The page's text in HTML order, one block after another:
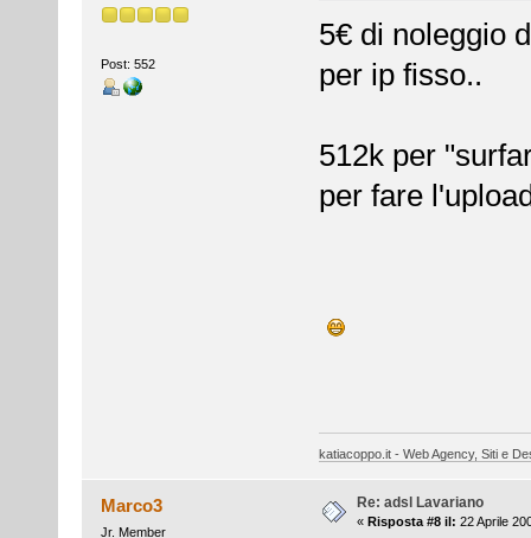
Post: 552
5€ di noleggio
per ip fisso..
512k per
per fare
katiacoppo.it - Web Agency, Siti e
Marco3
Jr. Member
Re: adsl Lavariano
« Risposta #8 il: 22 Aprile